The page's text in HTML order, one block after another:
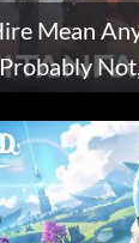
Mean